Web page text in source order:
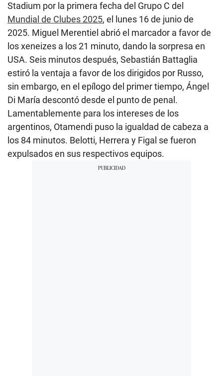
Stadium por la primera fecha del Grupo C del
Mundial de Clubes 2025, el lunes 16 de junio de
2025. Miguel Merentiel abrió el marcador a favor de
los xeneizes a los 21 minuto, dando la sorpresa en
USA. Seis minutos después, Sebastián Battaglia
estiró la ventaja a favor de los dirigidos por Russo,
sin embargo, en el epílogo del primer tiempo, Ángel
Di María descontó desde el punto de penal.
Lamentablemente para los intereses de los
argentinos, Otamendi puso la igualdad de cabeza a
los 84 minutos. Belotti, Herrera y Figal se fueron
expulsados en sus respectivos equipos.